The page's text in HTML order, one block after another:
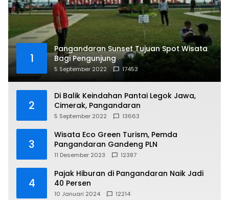
1
Pangandaran Sunset Tujuan Spot Wisata
Bagi Pengunjung
5 September 2022 17453
2
Di Balik Keindahan Pantai Legok Jawa,
Cimerak, Pangandaran
5 September 2022 13663
3
Wisata Eco Green Turism, Pemda
Pangandaran Gandeng PLN
11 Desember 2023 12387
4
Pajak Hiburan di Pangandaran Naik Jadi
40 Persen
10 Januari 2024 12214